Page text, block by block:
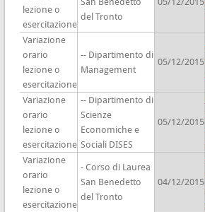
lezione o
esercitazione
del Tronto
Variazione
orario
lezione o
esercitazione
-- Dipartimento di
Management
05/12/2015
Variazione
orario
lezione o
esercitazione
-- Dipartimento di
Scienze
Economiche e
Sociali DISES
05/12/2015
Variazione
orario
lezione o
esercitazione
- Corso di Laurea
San Benedetto
del Tronto
04/12/2015